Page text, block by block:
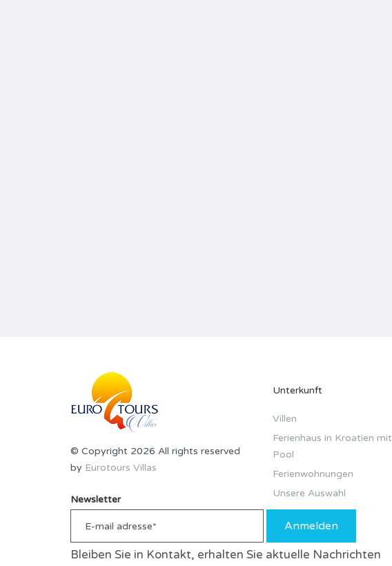
© Copyright 2026 All rights reserved
by Eurotours Villas
Newsletter
Anmelden
Bleiben Sie in Kontakt, erhalten Sie aktuelle Nachrichten
Unterkunft
Villen
Ferienhaus in Kroatien mit
Pool
Ferienwohnungen
Unsere Auswahl